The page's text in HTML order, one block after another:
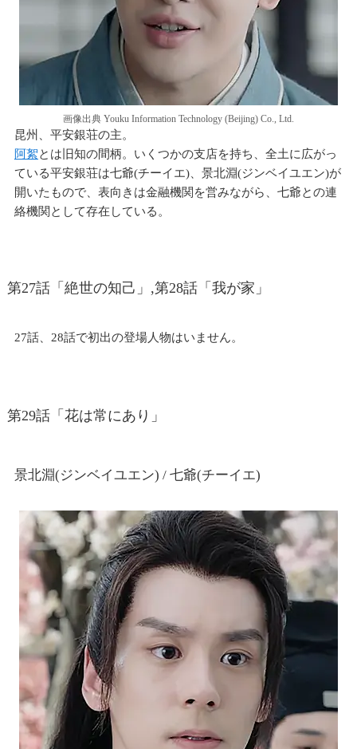
画像出典 Youku Information Technology (Beijing) Co., Ltd.
昆州、平安銀荘の主。
阿絮とは旧知の間柄。いくつかの支店を持ち、全土に広がっ
ている平安銀荘は七爺(チーイエ)、景北淵(ジンベイユエン)が
開いたもので、表向きは金融機関を営みながら、七爺との連
絡機関として存在している。
第27話「絶世の知己」,第28話「我が家」
27話、28話で初出の登場人物はいません。
第29話「花は常にあり」
景北淵(ジンベイユエン) / 七爺(チーイエ)